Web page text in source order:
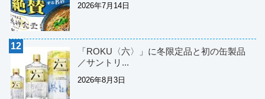
2026年7月14日
「ROKU〈六〉」に冬限定品と初の缶製品
／サントリ...
2026年8月3日